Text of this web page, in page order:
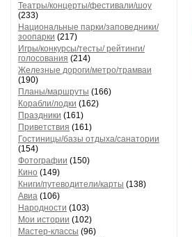
Театры/концерты/фестивали/шоу
(233)
Национальные парки/заповедники/
зоопарки (217)
Игры/конкурсы/тесты/ рейтинги/
голосования (214)
Железные дороги/метро/трамваи
(190)
Планы/маршруты (166)
Корабли/лодки (162)
Праздники (161)
Приветствия (161)
Гостиницы/базы отдыха/санатории
(154)
Фотографии (150)
Кино (149)
Книги/путеводители/карты (138)
Авиа (106)
Народности (103)
Мои истории (102)
Мастер-классы (96)